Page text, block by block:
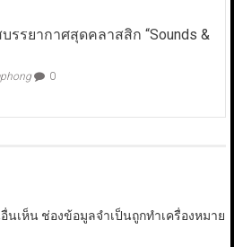
รยากาศสุดคลาสสิก “Sounds &
0
นเห็น ช่องข้อมูลจำเป็นถูกทำเครื่องหมาย